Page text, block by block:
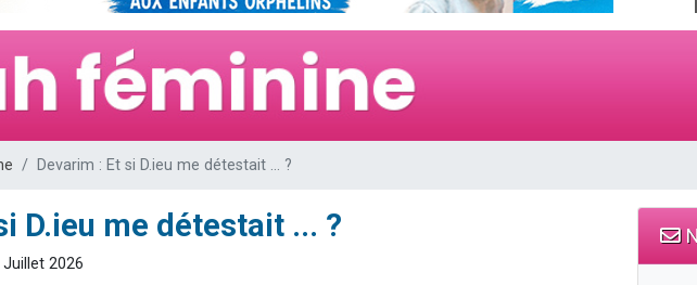
Il reste 49 places pour étudier en groupe sur Zoom
Ariel vient de donner son Maasser
Nathaniel vient de donner son Maasser
6 personnes viennent de faire un don pour 5 enfants déjà orphelins risquent de perdre leur
2 personnes viennent de faire un don pour Reloger Rivka, 6 enfants, victime de violences...
Il reste 49 places pour étudier en groupe sur Zoom
3 personnes viennent de faire un don pour Diane, 80 ans, dans un appartement insalubre
Devarim : Et si D.ieu me détestait ... ?
D.ieu me détestait ... ?
2026